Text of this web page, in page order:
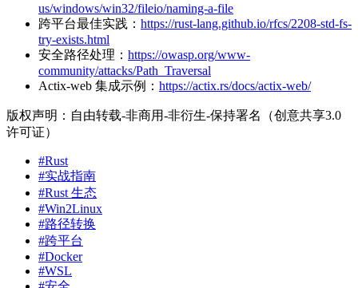
us/windows/win32/fileio/naming-a-file
跨平台最佳实践： https://rust-lang.github.io/rfcs/2208-std-fs-
try-exists.html
安全路径处理： https://owasp.org/www-
community/attacks/Path_Traversal
Actix-web 集成示例： https://actix.rs/docs/actix-web/
版权声明：自由转载-非商用-非衍生-保持署名（创意共享3.0
许可证）
#Rust
#实战指南
#Rust 生态
#Win2Linux
#路径转换
#跨平台
#Docker
#WSL